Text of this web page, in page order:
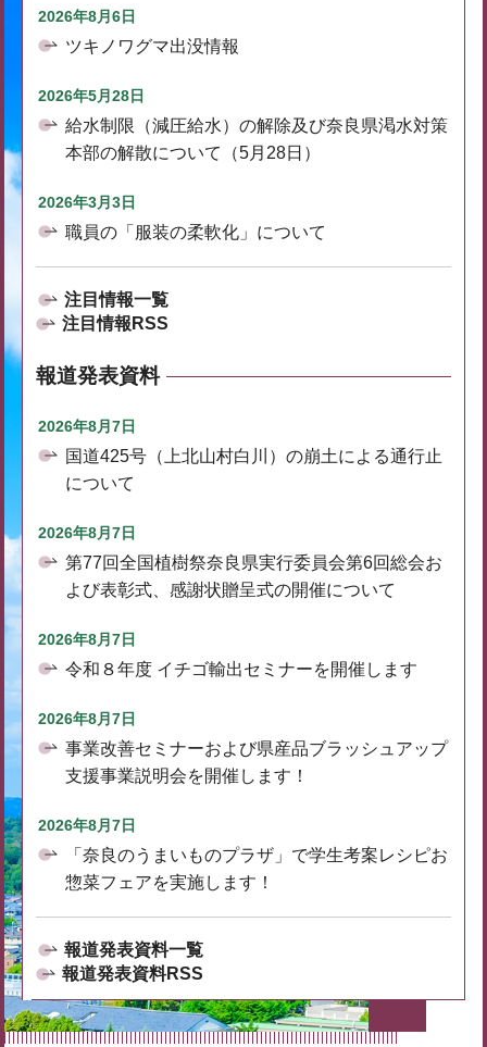
2026年8月6日
ツキノワグマ出没情報
2026年5月28日
給水制限（減圧給水）の解除及び奈良県渇水対策
本部の解散について（5月28日）
2026年3月3日
職員の「服装の柔軟化」について
注目情報一覧
注目情報RSS
報道発表資料
2026年8月7日
国道425号（上北山村白川）の崩土による通行止
について
2026年8月7日
第77回全国植樹祭奈良県実行委員会第6回総会お
よび表彰式、感謝状贈呈式の開催について
2026年8月7日
令和８年度 イチゴ輸出セミナーを開催します
2026年8月7日
事業改善セミナーおよび県産品ブラッシュアップ
支援事業説明会を開催します！
2026年8月7日
「奈良のうまいものプラザ」で学生考案レシピお
惣菜フェアを実施します！
報道発表資料一覧
報道発表資料RSS